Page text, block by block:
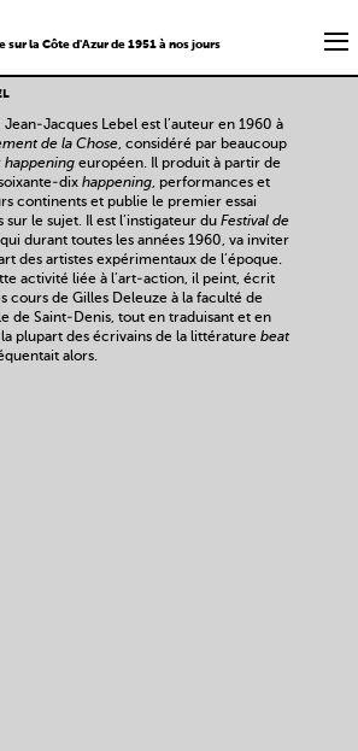
la Côte d'Azur de 1951 à nos jours
Jean-Jacques Lebel est l’auteur en 1960 à
de la Chose, considéré par beaucoup
happening européen. Il produit à partir de
dix happening, performances et
continents et publie le premier essai
le sujet. Il est l’instigateur du Festival de
qui durant toutes les années 1960, va inviter
des artistes expérimentaux de l’époque.
activité liée à l’art-action, il peint, écrit
cours de Gilles Deleuze à la faculté de
de Saint-Denis, tout en traduisant et en
plupart des écrivains de la littérature beat
alors.